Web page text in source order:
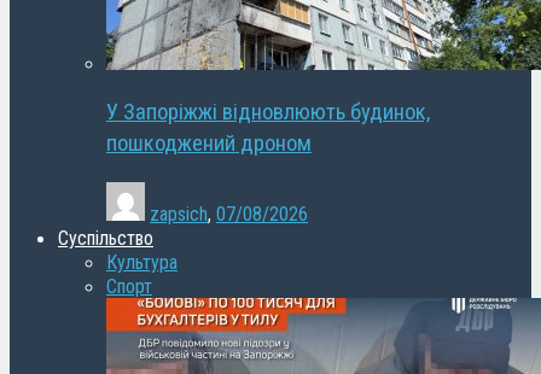
У Запоріжжі відновлюють будинок,
пошкоджений дроном
zapsich, 07/08/2026
Суспільство
Культура
Спорт